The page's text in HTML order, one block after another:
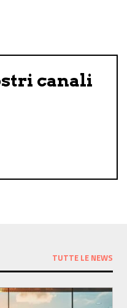
canali
Instagram
TUTTE LE NEWS